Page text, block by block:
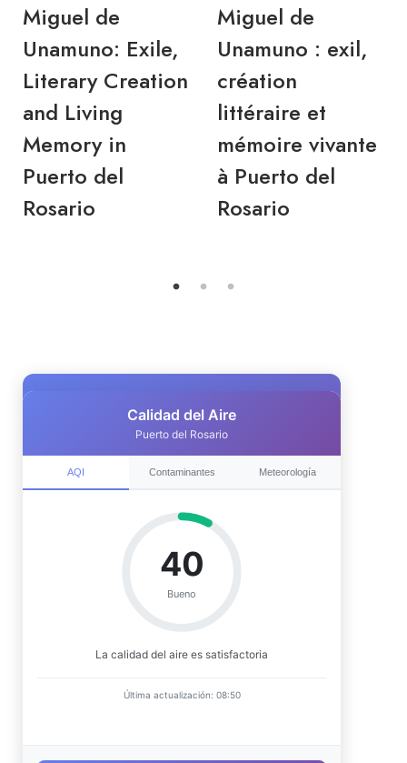
Miguel de
Unamuno: Exile,
Literary Creation
and Living
Memory in
Puerto del
Rosario
Miguel de
Unamuno : exil,
création
littéraire et
mémoire vivante
à Puerto del
Rosario